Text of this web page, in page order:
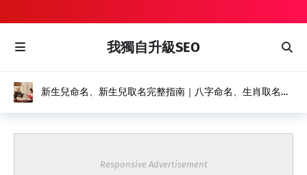
我獨自升級SEO
新生兒命名、新生兒取名完整指南｜八字命名、生肖取名推
Responsive Advertisement